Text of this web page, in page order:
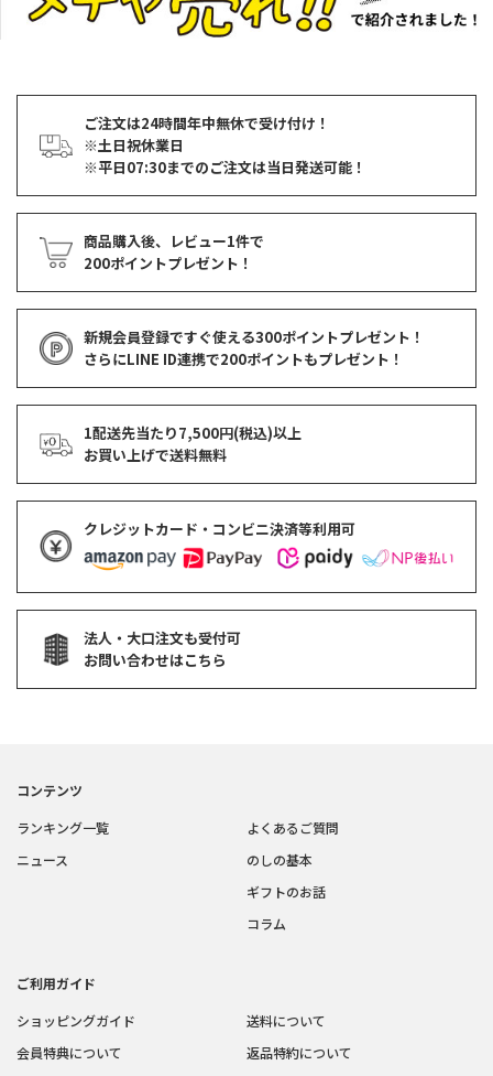
ご注文は24時間年中無休で受け付け！
※土日祝休業日
※平日07:30までのご注文は当日発送可能！
商品購入後、レビュー1件で
200ポイントプレゼント！
新規会員登録ですぐ使える300ポイントプレゼント！
さらにLINE ID連携で200ポイントもプレゼント！
1配送先当たり7,500円(税込)以上
お買い上げで送料無料
クレジットカード・コンビニ決済等利用可
法人・大口注文も受付可
お問い合わせはこちら
コンテンツ
ランキング一覧
ニュース
よくあるご質問
のしの基本
ギフトのお話
コラム
ご利用ガイド
ショッピングガイド
会員特典について
送料について
返品特約について